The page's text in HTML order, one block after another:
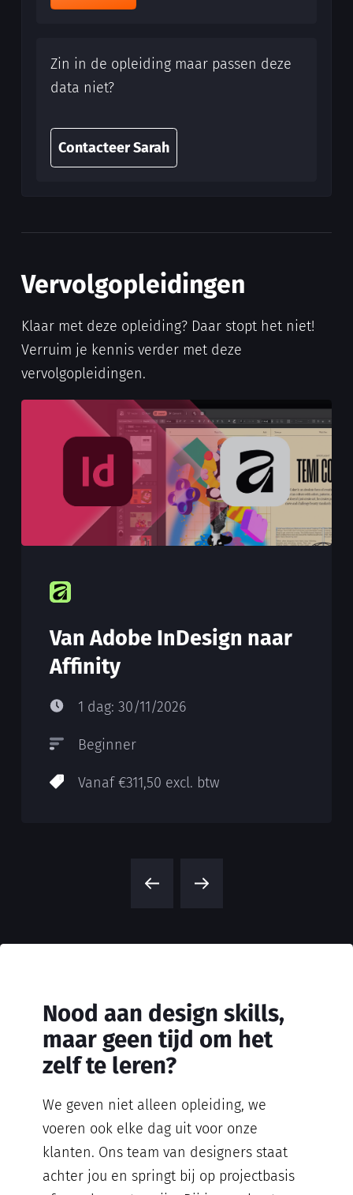
Zin in de opleiding maar passen deze
data niet?
Contacteer Sarah
Vervolgopleidingen
Klaar met deze opleiding? Daar stopt het niet!
Verruim je kennis verder met deze
vervolgopleidingen.
Van Adobe InDesign naar
Affinity
1 dag: 30/11/2026
Beginner
Vanaf €311,50 excl. btw
Nood aan design skills,
maar geen tijd om het
zelf te leren?
We geven niet alleen opleiding, we
voeren ook elke dag uit voor onze
klanten. Ons team van designers staat
achter jou en springt bij op projectbasis